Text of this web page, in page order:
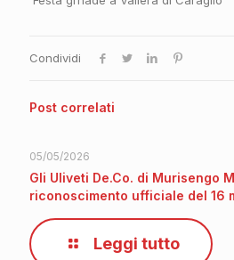
Condividi
Post correlati
05/05/2026
Gli Uliveti De.Co. di Murisengo
riconoscimento ufficiale del 16
Leggi tutto